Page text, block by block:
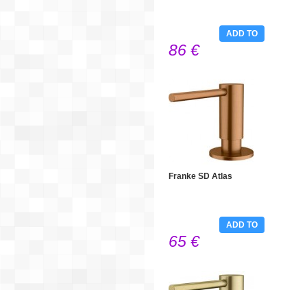
86 €
ADD TO
Franke SD Atlas
65 €
ADD TO